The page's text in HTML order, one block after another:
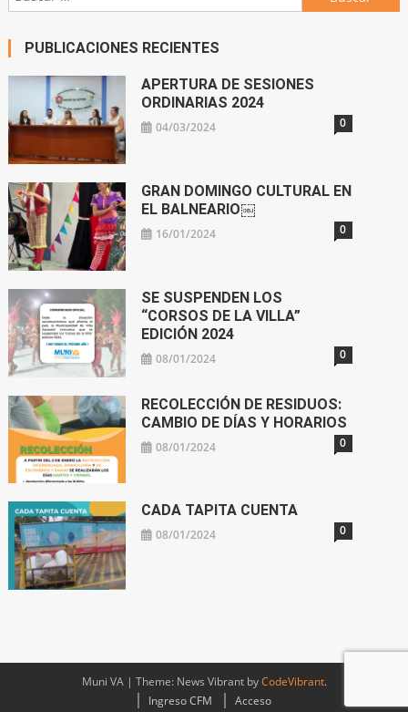
PUBLICACIONES RECIENTES
APERTURA DE SESIONES
ORDINARIAS 2024
04/03/2024 0
GRAN DOMINGO CULTURAL EN
EL BALNEARIO￼
16/01/2024 0
SE SUSPENDEN LOS
“CORSOS DE LA VILLA”
EDICIÓN 2024
08/01/2024 0
RECOLECCIÓN DE RESIDUOS:
CAMBIO DE DÍAS Y HORARIOS
08/01/2024 0
CADA TAPITA CUENTA
08/01/2024 0
Muni VA | Theme: News Vibrant byCodeVibrant.
Ingreso CFM
Acceso